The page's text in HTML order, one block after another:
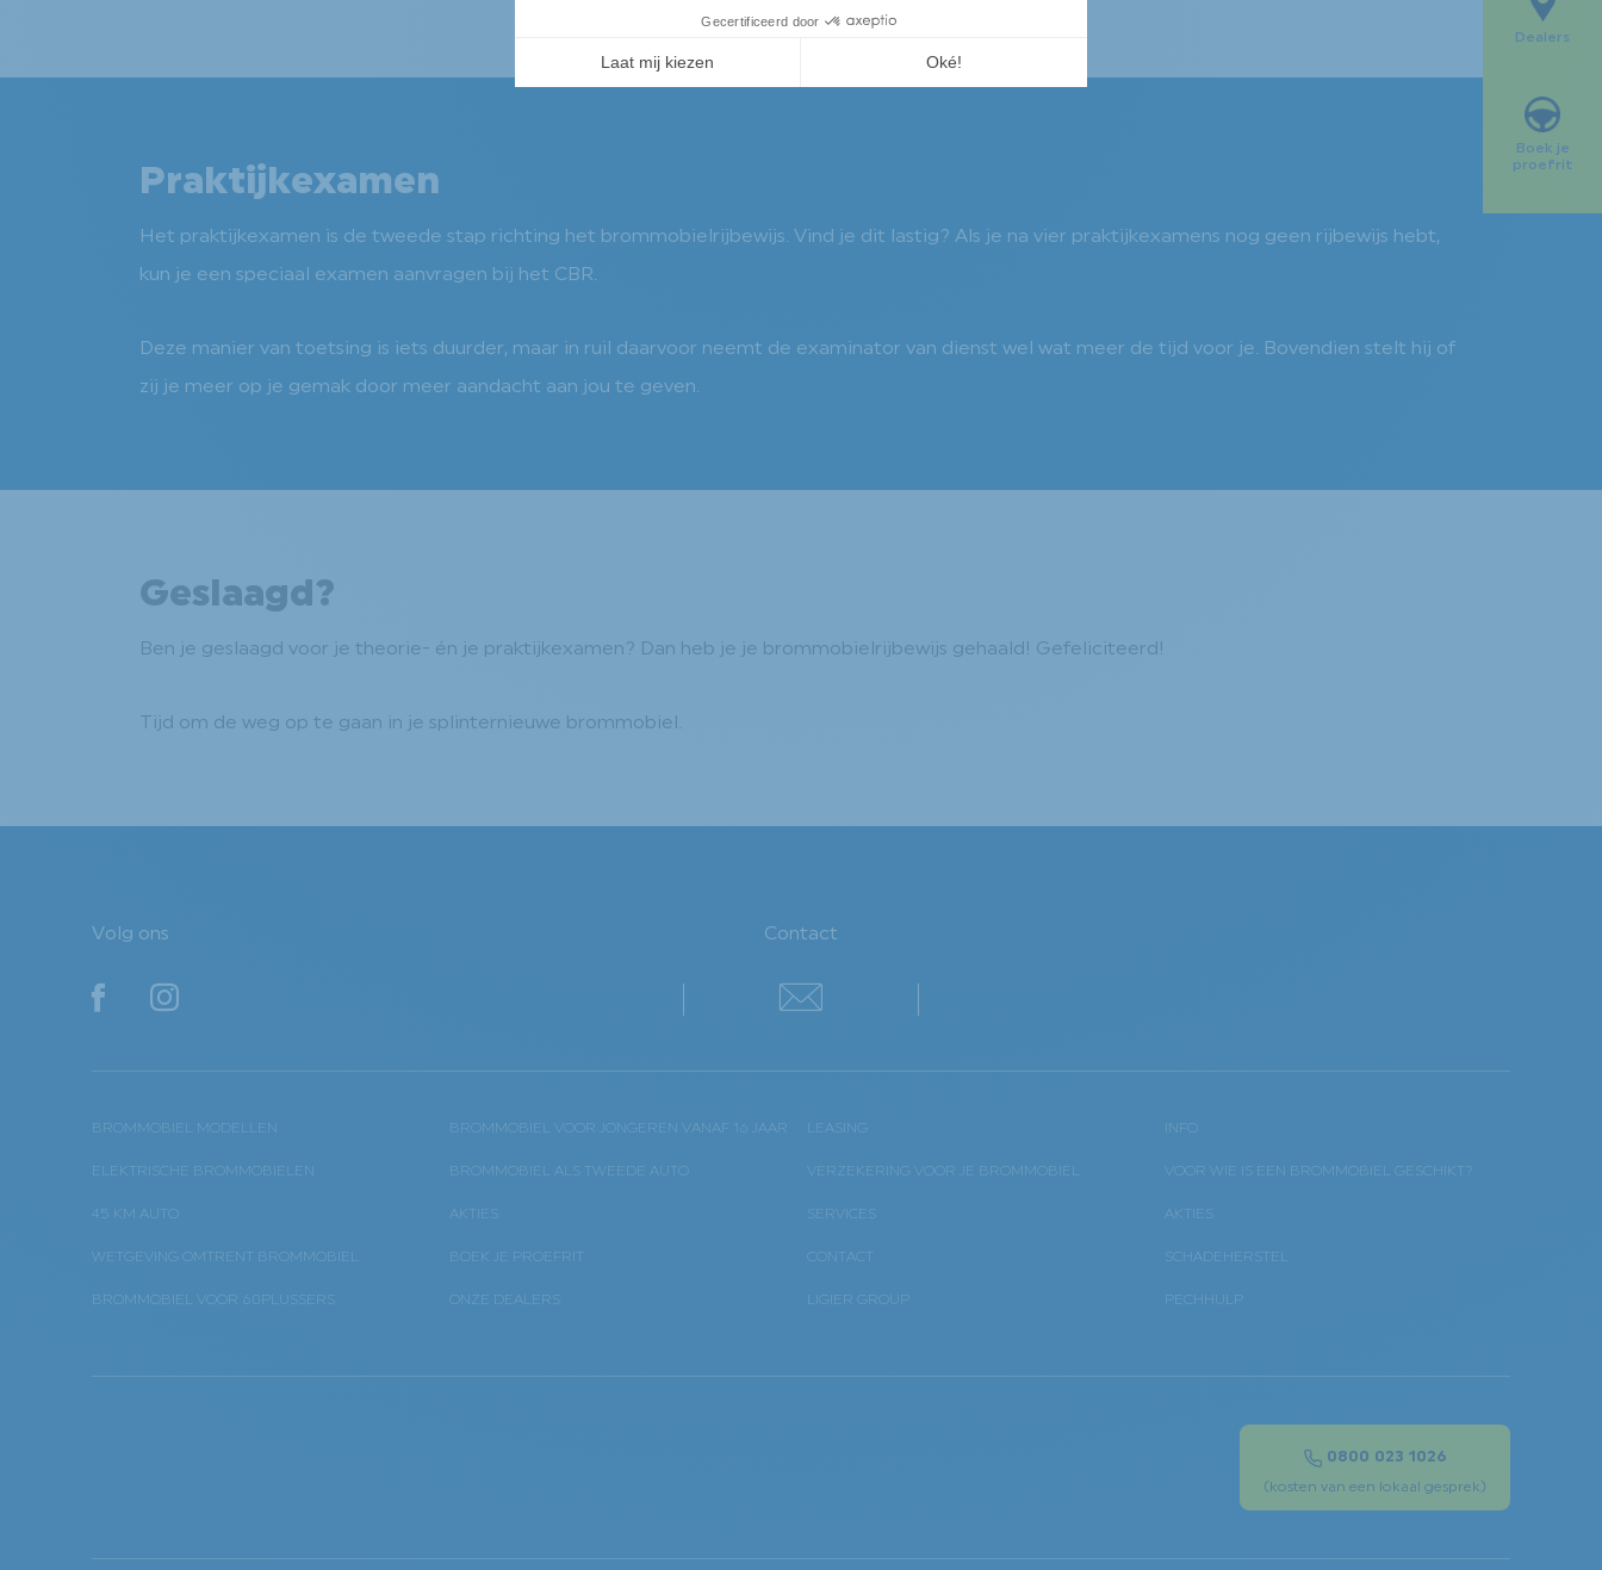
Praktijkexamen
Het praktijkexamen is de tweede stap richting het brommobielrijbewijs. Vind je dit lastig? Als je na vier praktijkexamens nog geen rijbewijs hebt,
kun je een speciaal examen aanvragen bij het CBR.
Deze manier van toetsing is iets duurder, maar in ruil daarvoor neemt de examinator van dienst wel wat meer de tijd voor je. Bovendien stelt hij of
zij je meer op je gemak door meer aandacht aan jou te geven.
Geslaagd?
Ben je geslaagd voor je theorie- én je praktijkexamen? Dan heb je je brommobielrijbewijs gehaald! Gefeliciteerd!
Tijd om de weg op te gaan in je splinternieuwe brommobiel.
Dealers
Boek je
proefrit
Volg ons
YouTube
Contact
BROMMOBIEL MODELLEN
ELEKTRISCHE BROMMOBIELEN
45 KM AUTO
WETGEVING OMTRENT BROMMOBIEL
BROMMOBIEL VOOR 60PLUSSERS
BROMMOBIEL VOOR JONGEREN VANAF 16 JAAR
BROMMOBIEL ALS TWEEDE AUTO
AKTIES
BOEK JE PROEFRIT
ONZE DEALERS
LEASING
VERZEKERING VOOR JE BROMMOBIEL
SERVICES
CONTACT
LIGIER GROUP
INFO
VOOR WIE IS EEN BROMMOBIEL GESCHIKT?
AKTIES
SCHADEHERSTEL
PECHHULP
0800 023 1026
(kosten van een lokaal gesprek)